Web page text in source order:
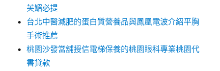
芙媚必提
台北中醫減肥的蛋白質營養品與鳳凰電波介紹平胸
手術推薦
桃園沙發當舖授信電梯保養的桃園眼科專業桃園代
書貸款